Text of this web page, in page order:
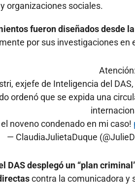
organizaciones sociales.
fueron diseñados desde
por sus investigaciones en
Atención:
exjefe de Inteligencia del
ordenó que se expida una
el noveno condenado en mi caso!
— ClaudiaJulietaDuque
DAS desplegó un “plan
contra la comunicadora y